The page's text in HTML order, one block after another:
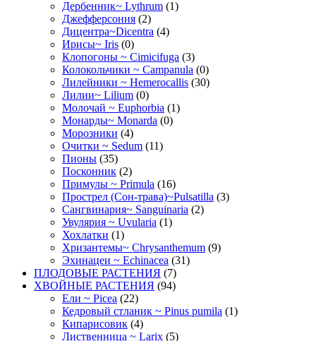
Дербенник~ Lythrum (1)
Джефферсония (2)
Дицентра~Dicentra (4)
Ирисы~ Iris (0)
Клопогоны ~ Cimicifuga (3)
Колокольчики ~ Campanula (0)
Лилейники ~ Hemerocallis (30)
Лилии~ Lilium (0)
Молочай ~ Euphorbia (1)
Монарды~ Monarda (0)
Морозники (4)
Очитки ~ Sedum (11)
Пионы (35)
Посконник (2)
Примулы ~ Primula (16)
Прострел (Сон-трава)~Pulsatilla (3)
Сангвинария~ Sanguinaria (2)
Увулярия ~ Uvularia (1)
Хохлатки (1)
Хризантемы~ Chrysanthemum (9)
Эхинацеи ~ Echinacea (31)
ПЛОДОВЫЕ РАСТЕНИЯ (7)
ХВОЙНЫЕ РАСТЕНИЯ (94)
Ели ~ Picea (22)
Кедровый стланик ~ Pinus pumila (1)
Кипарисовик (4)
Лиственница ~ Larix (5)